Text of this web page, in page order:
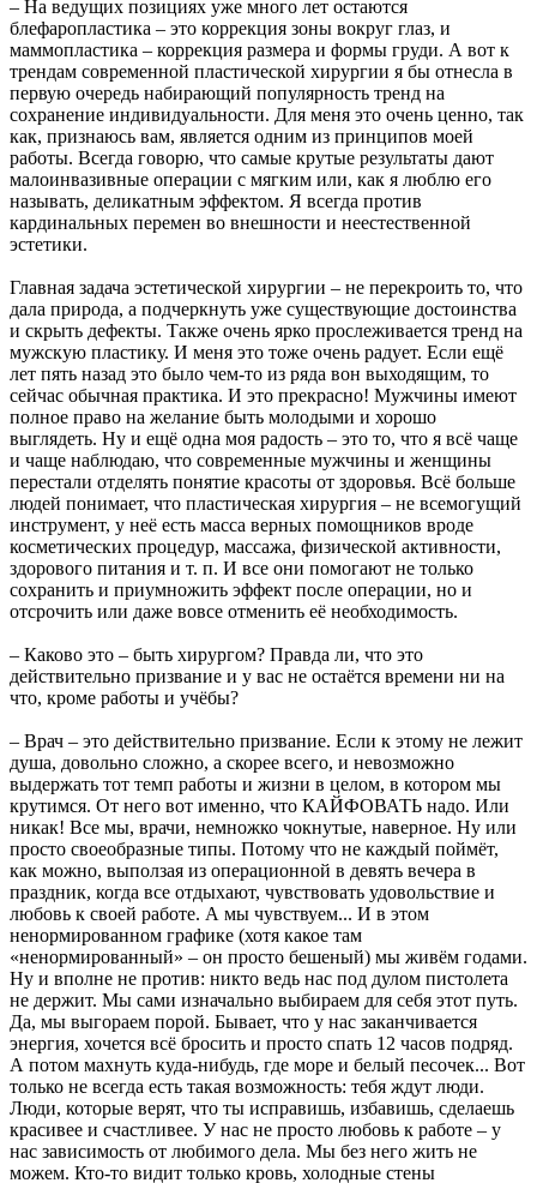
– На ведущих позициях уже много лет остаются
блефаропластика – это коррекция зоны вокруг глаз, и
маммопластика – коррекция размера и формы груди. А вот к
трендам современной пластической хирургии я бы отнесла в
первую очередь набирающий популярность тренд на
сохранение индивидуальности. Для меня это очень ценно, так
как, признаюсь вам, является одним из принципов моей
работы. Всегда говорю, что самые крутые результаты дают
малоинвазивные операции с мягким или, как я люблю его
называть, деликатным эффектом. Я всегда против
кардинальных перемен во внешности и неестественной
эстетики.
Главная задача эстетической хирургии – не перекроить то, что
дала природа, а подчеркнуть уже существующие достоинства
и скрыть дефекты. Также очень ярко прослеживается тренд на
мужскую пластику. И меня это тоже очень радует. Если ещё
лет пять назад это было чем-то из ряда вон выходящим, то
сейчас обычная практика. И это прекрасно! Мужчины имеют
полное право на желание быть молодыми и хорошо
выглядеть. Ну и ещё одна моя радость – это то, что я всё чаще
и чаще наблюдаю, что современные мужчины и женщины
перестали отделять понятие красоты от здоровья. Всё больше
людей понимает, что пластическая хирургия – не всемогущий
инструмент, у неё есть масса верных помощников вроде
косметических процедур, массажа, физической активности,
здорового питания и т. п. И все они помогают не только
сохранить и приумножить эффект после операции, но и
отсрочить или даже вовсе отменить её необходимость.
– Каково это – быть хирургом? Правда ли, что это
действительно призвание и у вас не остаётся времени ни на
что, кроме работы и учёбы?
– Врач – это действительно призвание. Если к этому не лежит
душа, довольно сложно, а скорее всего, и невозможно
выдержать тот темп работы и жизни в целом, в котором мы
крутимся. От него вот именно, что КАЙФОВАТЬ надо. Или
никак! Все мы, врачи, немножко чокнутые, наверное. Ну или
просто своеобразные типы. Потому что не каждый поймёт,
как можно, выползая из операционной в девять вечера в
праздник, когда все отдыхают, чувствовать удовольствие и
любовь к своей работе. А мы чувствуем... И в этом
ненормированном графике (хотя какое там
«ненормированный» – он просто бешеный) мы живём годами.
Ну и вполне не против: никто ведь нас под дулом пистолета
не держит. Мы сами изначально выбираем для себя этот путь.
Да, мы выгораем порой. Бывает, что у нас заканчивается
энергия, хочется всё бросить и просто спать 12 часов подряд.
А потом махнуть куда-нибудь, где море и белый песочек... Вот
только не всегда есть такая возможность: тебя ждут люди.
Люди, которые верят, что ты исправишь, избавишь, сделаешь
красивее и счастливее. У нас не просто любовь к работе – у
нас зависимость от любимого дела. Мы без него жить не
можем. Кто-то видит только кровь, холодные стены